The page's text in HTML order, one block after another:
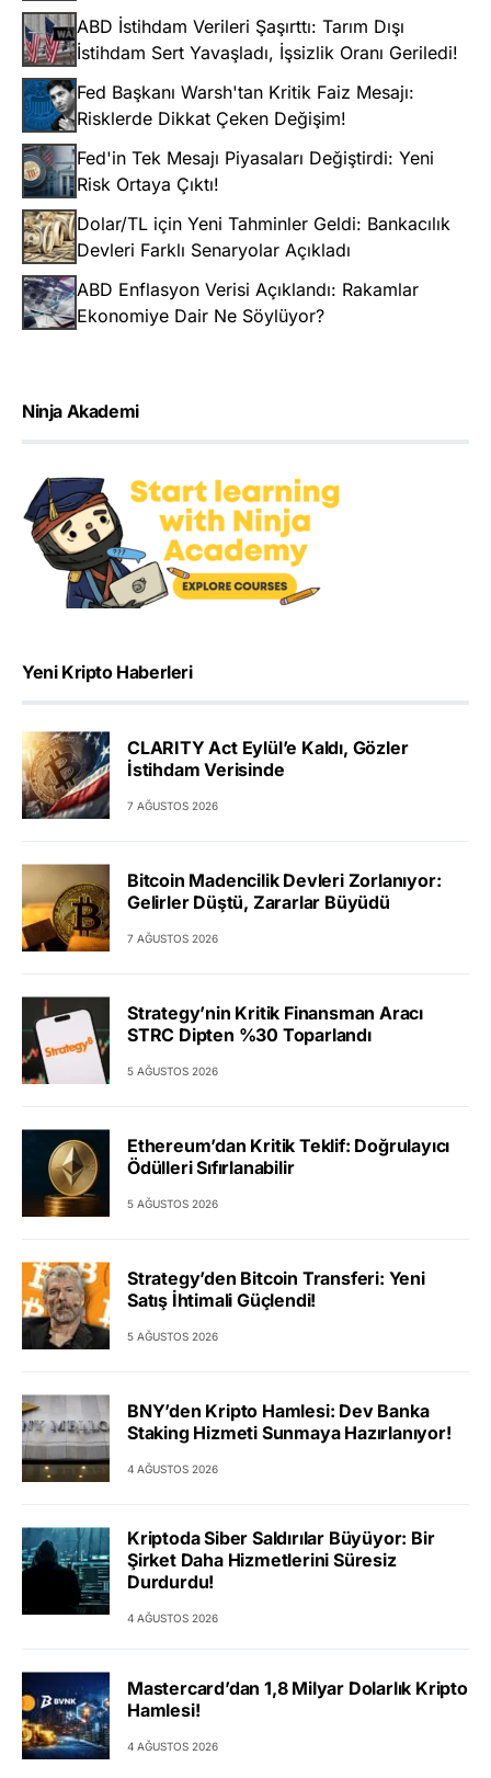
ABD İstihdam Verileri Şaşırttı: Tarım Dışı
İstihdam Sert Yavaşladı, İşsizlik Oranı Geriledi!
Fed Başkanı Warsh'tan Kritik Faiz Mesajı:
Risklerde Dikkat Çeken Değişim!
Fed'in Tek Mesajı Piyasaları Değiştirdi: Yeni
Risk Ortaya Çıktı!
Dolar/TL için Yeni Tahminler Geldi: Bankacılık
Devleri Farklı Senaryolar Açıkladı
ABD Enflasyon Verisi Açıklandı: Rakamlar
Ekonomiye Dair Ne Söylüyor?
Ninja Akademi
Yeni Kripto Haberleri
CLARITY Act Eylül’e Kaldı, Gözler
İstihdam Verisinde
7 AĞUSTOS 2026
Bitcoin Madencilik Devleri Zorlanıyor:
Gelirler Düştü, Zararlar Büyüdü
7 AĞUSTOS 2026
Strategy’nin Kritik Finansman Aracı
STRC Dipten %30 Toparlandı
5 AĞUSTOS 2026
Ethereum’dan Kritik Teklif: Doğrulayıcı
Ödülleri Sıfırlanabilir
5 AĞUSTOS 2026
Strategy’den Bitcoin Transferi: Yeni
Satış İhtimali Güçlendi!
5 AĞUSTOS 2026
BNY’den Kripto Hamlesi: Dev Banka
Staking Hizmeti Sunmaya Hazırlanıyor!
4 AĞUSTOS 2026
Kriptoda Siber Saldırılar Büyüyor: Bir
Şirket Daha Hizmetlerini Süresiz
Durdurdu!
4 AĞUSTOS 2026
Mastercard’dan 1,8 Milyar Dolarlık Kripto
Hamlesi!
4 AĞUSTOS 2026